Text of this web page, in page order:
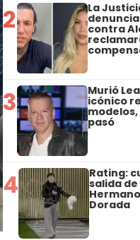
2 La
contra
3 Murió
icónico
modelos,
pasó
4 Rating:
salida
Dorada